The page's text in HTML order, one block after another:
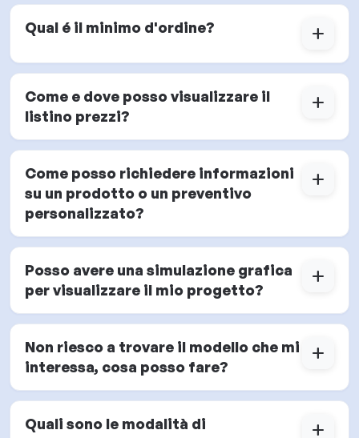
Qual é il minimo d'ordine? add
Come e dove posso visualizzare il
listino prezzi?
add
Come posso richiedere informazioni
su un prodotto o un preventivo
personalizzato?
add
Posso avere una simulazione grafica
per visualizzare il mio progetto?
add
Non riesco a trovare il modello che mi
interessa, cosa posso fare?
add
Quali sono le modalità di
add